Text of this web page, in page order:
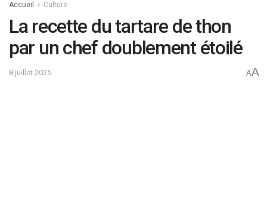
Accueil Culture
La recette du tartare de thon
par un chef doublement étoilé
8 juillet 2025 AA